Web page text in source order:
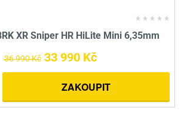
XR Sniper HR HiLite Mini 6,35mm
36 990 Kč 33 990 Kč
ZAKOUPIT